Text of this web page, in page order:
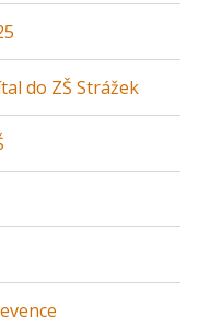
do ZŠ Strážek